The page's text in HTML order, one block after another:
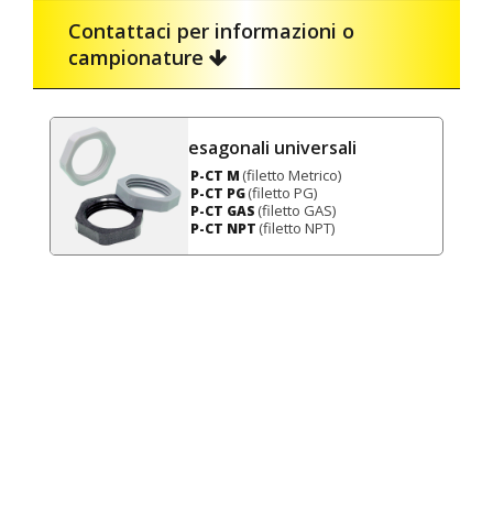
Contattaci per informazioni o
campionature
esagonali universali
P-CT M (filetto Metrico)
P-CT PG (filetto PG)
P-CT GAS (filetto GAS)
P-CT NPT (filetto NPT)